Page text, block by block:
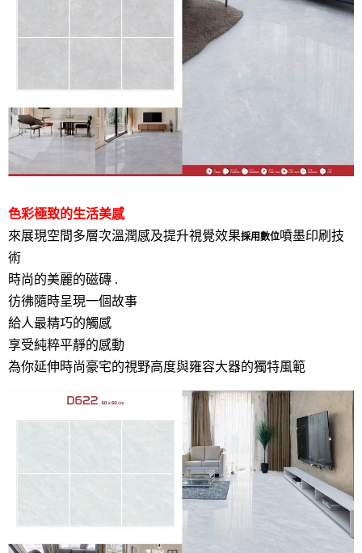
色彩極致的生活美感
來展現空間多層次溫潤感及提升視覺效果採用數位噴墨印刷技
術
時尚的美麗的磁磚 .
彷彿隨時呈現一個故事
給人最精巧的觸感
享受純粹平靜的感動
為你延伸時尚豪宅的視野高度與雍容大器的獨特風範